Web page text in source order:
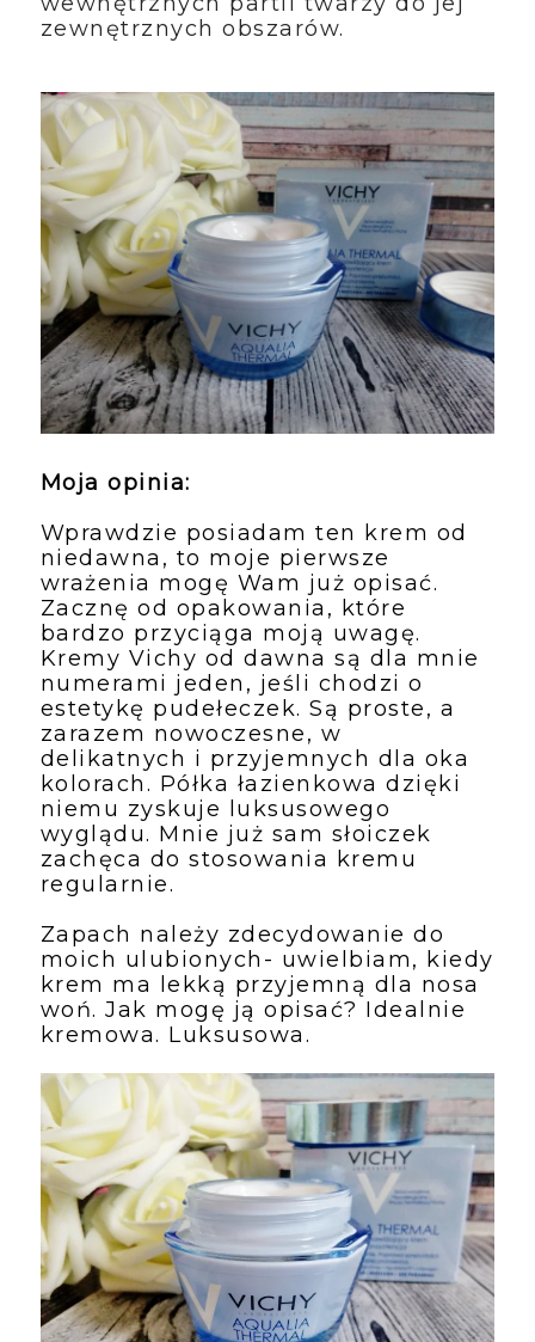
zewnętrznych obszarów.
Moja opinia:
Wprawdzie posiadam ten krem od
niedawna, to moje pierwsze
wrażenia mogę Wam już opisać.
Zacznę od opakowania, które
bardzo przyciąga moją uwagę.
Kremy Vichy od dawna są dla mnie
numerami jeden, jeśli chodzi o
estetykę pudełeczek. Są proste, a
zarazem nowoczesne, w
delikatnych i przyjemnych dla oka
kolorach. Półka łazienkowa dzięki
niemu zyskuje luksusowego
wyglądu. Mnie już sam słoiczek
zachęca do stosowania kremu
regularnie.
Zapach należy zdecydowanie do
moich ulubionych- uwielbiam, kiedy
krem ma lekką przyjemną dla nosa
woń. Jak mogę ją opisać? Idealnie
kremowa. Luksusowa.